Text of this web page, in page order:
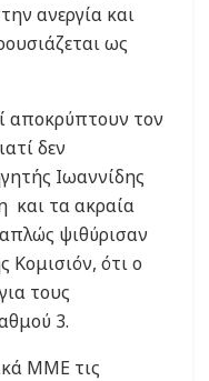
ανεργία και
ως
αποκρύπτουν τον
δεν
Ιωαννίδης
και τα ακραία
ψιθύρισαν
Κομισιόν, ότι ο
τους
3.
ΜΜΕ τις